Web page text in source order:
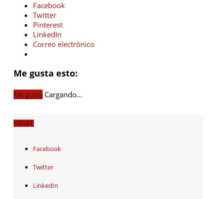
Facebook
Twitter
Pinterest
LinkedIn
Correo electrónico
Me gusta esto:
Me gusta Cargando...
SHARE
Facebook
Twitter
LinkedIn